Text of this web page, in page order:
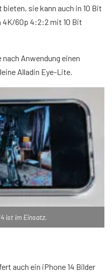
sie kann auch in 10 Bit
4K/60p 4:2:2 mit 10 Bit
Anwendung einen
Alladin Eye-Lite.
ist im Einsatz.
auch ein iPhone 14 Bilder